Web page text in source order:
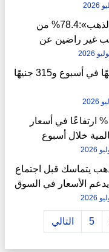
استطلاع لـ«مرصد الذهب»:78.4% من
غير راضين عن
الذهب يربح 180 جنيهًا في أسبوع و315 جنيهًا
الذهب»: 0.9 % ارتفاعًا في أسعار
خلال أسبوع
يتماسك قبل اجتماع
يدعم الأسعار في السوق
5 التالي